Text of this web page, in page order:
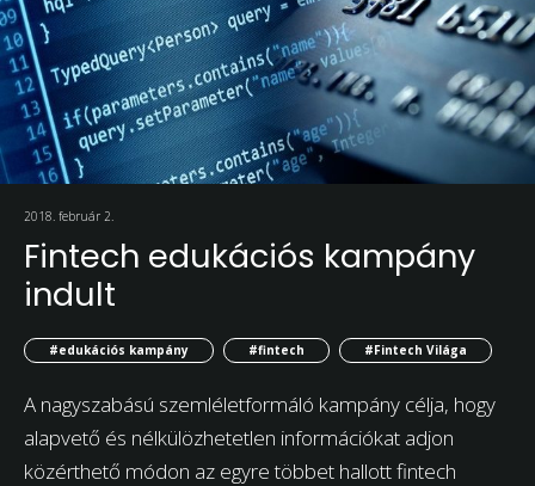
2018. február 2.
Fintech edukációs kampány
indult
#edukációs kampány #fintech #Fintech Világa
A nagyszabású szemléletformáló kampány célja, hogy
alapvető és nélkülözhetetlen információkat adjon
közérthető módon az egyre többet hallott fintech